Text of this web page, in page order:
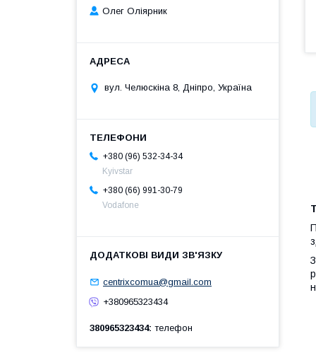
Олег Оліярник
вул. Челюскіна 8, Дніпро, Україна
+380 (96) 532-34-34
Kyivstar
+380 (66) 991-30-79
Vodafone
centrixcomua@gmail.com
+380965323434
380965323434 телефон